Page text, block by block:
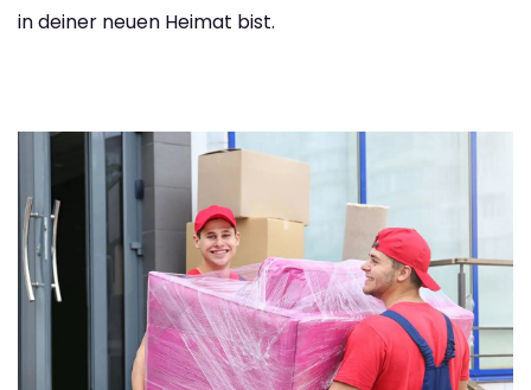
in deiner neuen Heimat bist.